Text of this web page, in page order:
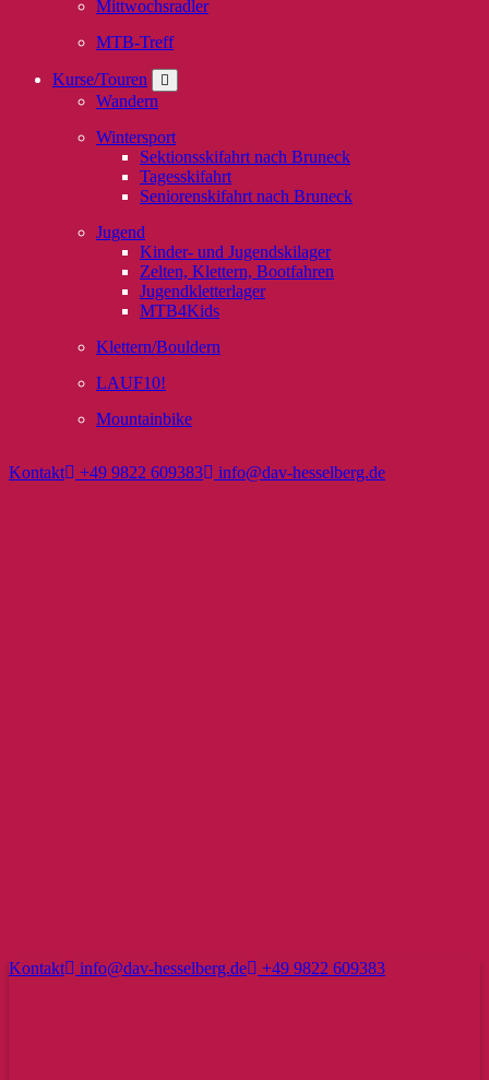
Mittwochsradler
MTB-Treff
Kurse/Touren
Wandern
Wintersport
Sektionsskifahrt nach Bruneck
Tagesskifahrt
Seniorenskifahrt nach Bruneck
Jugend
Kinder- und Jugendskilager
Zelten, Klettern, Bootfahren
Jugendkletterlager
MTB4Kids
Klettern/Bouldern
LAUF10!
Mountainbike
Kontakt +49 9822 609383 info@dav-hesselberg.de
Kontakt info@dav-hesselberg.de +49 9822 609383